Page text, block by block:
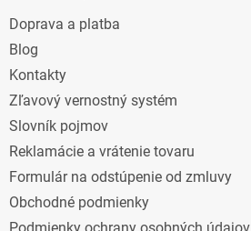
Doprava a platba
Blog
Kontakty
Zľavový vernostný systém
Slovník pojmov
Reklamácie a vrátenie tovaru
Formulár na odstúpenie od zmluvy
Obchodné podmienky